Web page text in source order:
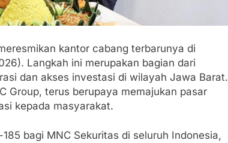
kantor cabang terbarunya di
Langkah ini merupakan bagian dari
dan akses investasi di wilayah Jawa Barat.
Group, terus berupaya memajukan pasar
kepada masyarakat.
bagi MNC Sekuritas di seluruh Indonesia,